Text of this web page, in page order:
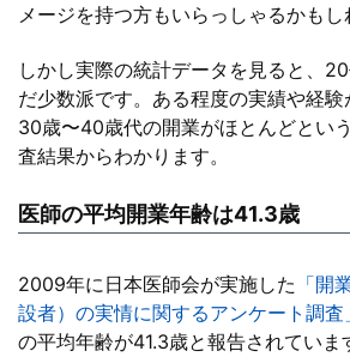
メージを持つ方もいらっしゃるかもし
しかし実際の統計データを見ると、
だ少数派です。ある程度の実績や経
30歳〜40歳代の開業がほとんどとい
査結果からわかります。
医師の平均開業年齢は41.3歳
2009年に日本医師会が実施した 「開
設者）の実情に関するアンケート調査
の平均年齢が41.3歳と報告されていま